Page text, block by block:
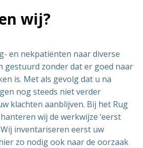
wij?
en nekpatiënten naar diverse
gestuurd zonder dat er goed naar
is. Met als gevolg dat u na
nog steeds niet verder
klachten aanblijven. Bij het Rug
wij de werkwijze ‘eerst
Wij inventariseren eerst uw
zo nodig ook naar de oorzaak